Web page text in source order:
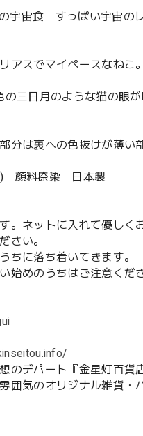
宇宙食 すっぱい宇宙の
アスでマイペースなねこ。
三日月のような猫の眼が
分は裏への色抜けが薄い
) 顔料捺染 日本製
ネットに入れて優しく
さい。
ちに落ち着いてきます。
めのうちはご注意くださ
デパート『金星灯百貨
囲気のオリジナル雑貨・